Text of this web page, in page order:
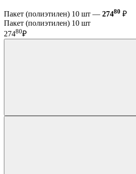
Пакет (полиэтилен) 10 шт — 27480 ₽
Пакет (полиэтилен) 10 шт
27480₽